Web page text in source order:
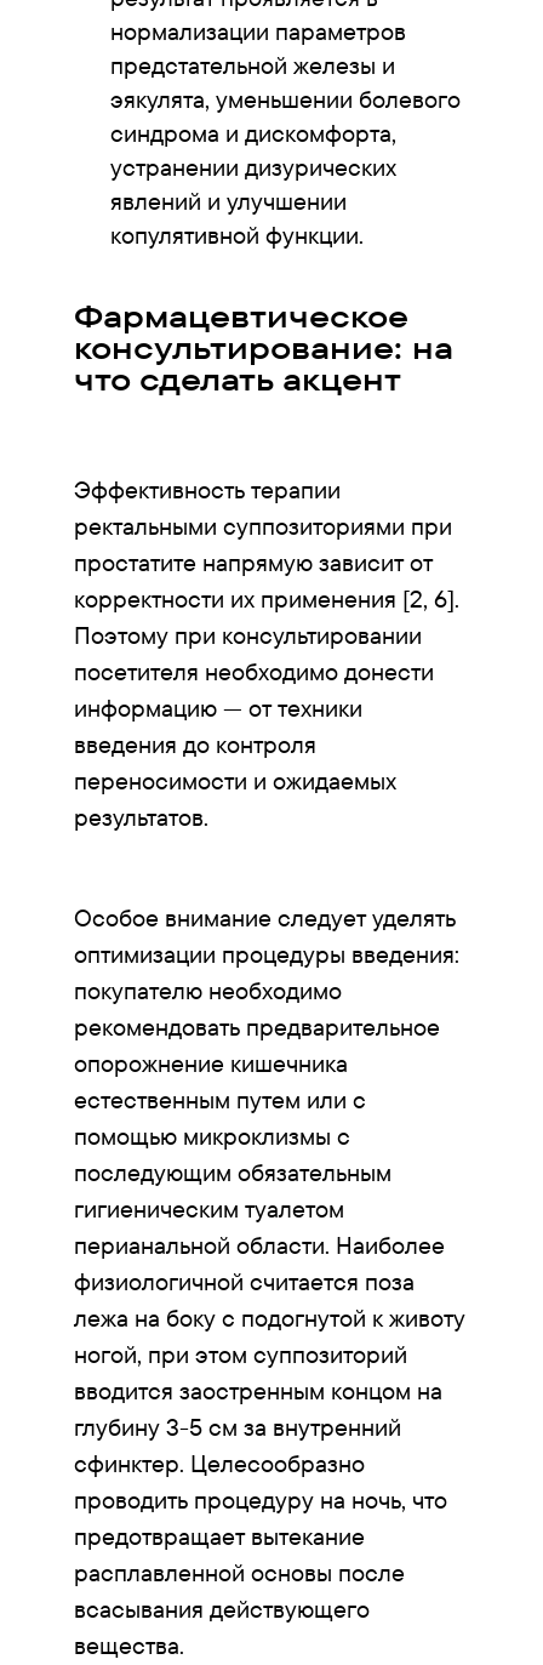
нормализации параметров
предстательной железы и
эякулята, уменьшении болевого
синдрома и дискомфорта,
устранении дизурических
явлений и улучшении
копулятивной функции.
Фармацевтическое
консультирование: на
что сделать акцент
Эффективность терапии
ректальными суппозиториями при
простатите напрямую зависит от
корректности их применения [2, 6].
Поэтому при консультировании
посетителя необходимо донести
информацию — от техники
введения до контроля
переносимости и ожидаемых
результатов.
Особое внимание следует уделять
оптимизации процедуры введения:
покупателю необходимо
рекомендовать предварительное
опорожнение кишечника
естественным путем или с
помощью микроклизмы с
последующим обязательным
гигиеническим туалетом
перианальной области. Наиболее
физиологичной считается поза
лежа на боку с подогнутой к животу
ногой, при этом суппозиторий
вводится заостренным концом на
глубину 3-5 см за внутренний
сфинктер. Целесообразно
проводить процедуру на ночь, что
предотвращает вытекание
расплавленной основы после
всасывания действующего
вещества.